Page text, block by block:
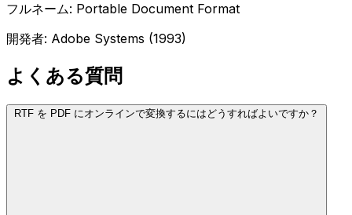
フルネーム: Portable Document Format
開発者: Adobe Systems (1993)
よくある質問
RTF を PDF にオンラインで変換するにはどうすればよいですか？